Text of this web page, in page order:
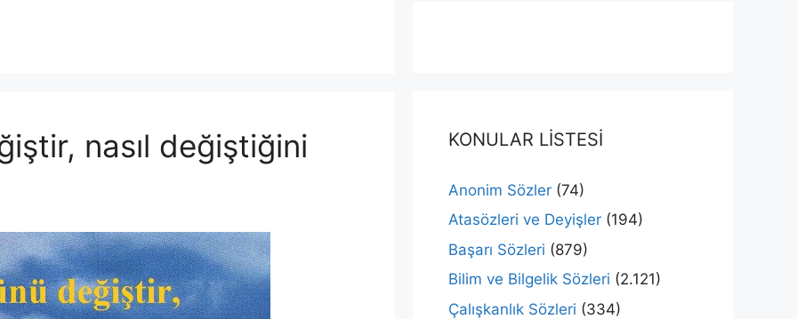
nasıl değiştiğini
KONULAR LİSTESİ
Anonim Sözler (74)
Atasözleri ve Deyişler (194)
Başarı Sözleri (879)
Bilim ve Bilgelik Sözleri (2.121)
Çalışkanlık Sözleri (334)